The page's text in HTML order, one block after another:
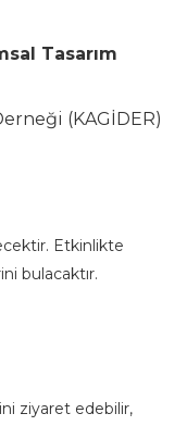
Tasarım
(KAGİDER)
Etkinlikte
bulacaktır.
ziyaret edebilir,